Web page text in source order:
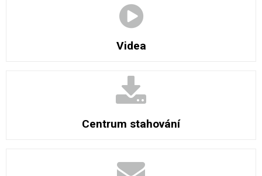
Videa
Centrum stahování